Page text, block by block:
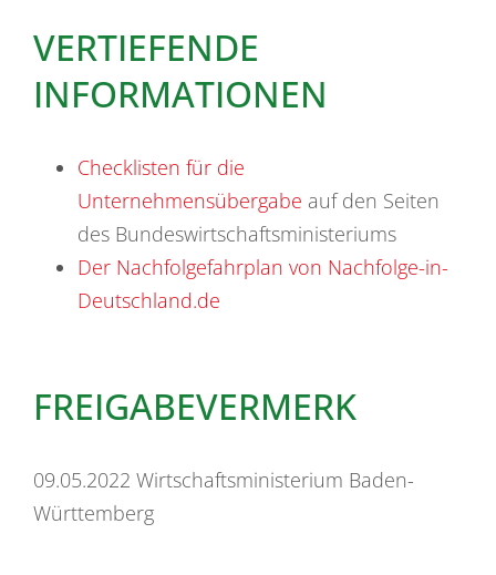
VERTIEFENDE
INFORMATIONEN
Checklisten für die
Unternehmensübergabe auf den Seiten
des Bundeswirtschaftsministeriums
Der Nachfolgefahrplan von Nachfolge-in-
Deutschland.de
FREIGABEVERMERK
09.05.2022 Wirtschaftsministerium Baden-
Württemberg